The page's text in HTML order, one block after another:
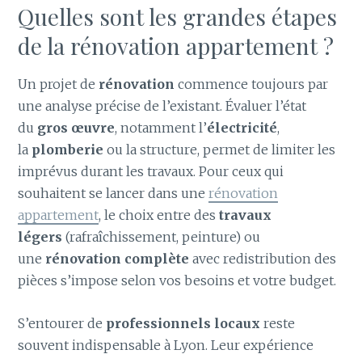
Quelles sont les grandes étapes
de la rénovation appartement ?
Un projet de rénovation commence toujours par
une analyse précise de l’existant. Évaluer l’état
du gros œuvre, notamment l’électricité,
la plomberie ou la structure, permet de limiter les
imprévus durant les travaux. Pour ceux qui
souhaitent se lancer dans unerénovation
appartement, le choix entre destravaux
légers (rafraîchissement, peinture) ou
une rénovation complète avec redistribution des
pièces s’impose selon vos besoins et votre budget.
S’entourer de professionnels locaux reste
souvent indispensable à Lyon. Leur expérience